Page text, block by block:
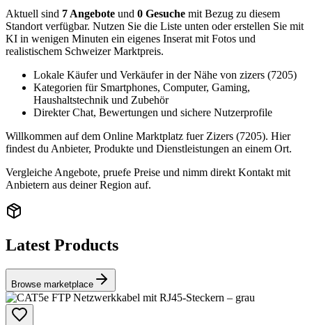
Aktuell sind 7 Angebote und 0 Gesuche mit Bezug zu diesem
Standort verfügbar. Nutzen Sie die Liste unten oder erstellen Sie mit
KI in wenigen Minuten ein eigenes Inserat mit Fotos und
realistischem Schweizer Marktpreis.
Lokale Käufer und Verkäufer in der Nähe von zizers (7205)
Kategorien für Smartphones, Computer, Gaming,
Haushaltstechnik und Zubehör
Direkter Chat, Bewertungen und sichere Nutzerprofile
Willkommen auf dem Online Marktplatz fuer Zizers (7205). Hier
findest du Anbieter, Produkte und Dienstleistungen an einem Ort.
Vergleiche Angebote, pruefe Preise und nimm direkt Kontakt mit
Anbietern aus deiner Region auf.
Latest Products
Browse marketplace